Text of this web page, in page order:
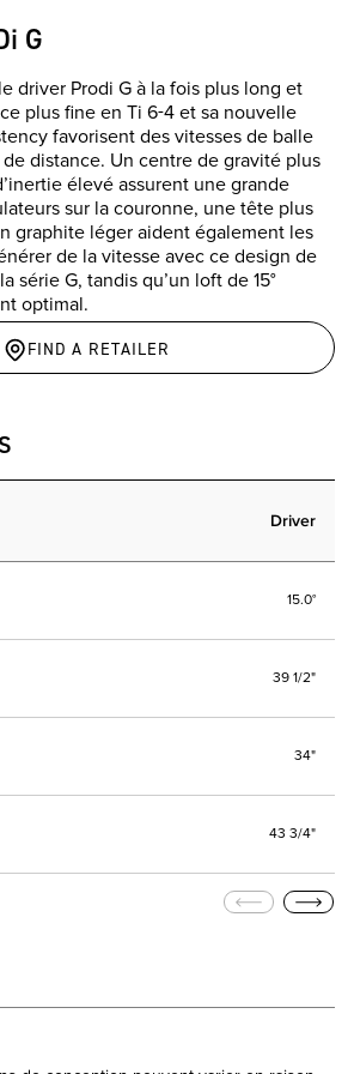
G
driver Prodi G à la fois plus long et
plus fine en Ti 6-4 et sa nouvelle
favorisent des vitesses de balle
distance. Un centre de gravité plus
élevé assurent une grande
sur la couronne, une tête plus
graphite léger aident également les
de la vitesse avec ce design de
série G, tandis qu’un loft de 15°
optimal.
FIND A RETAILER
Driver
15.0°
39 1/2"
34"
43 3/4"